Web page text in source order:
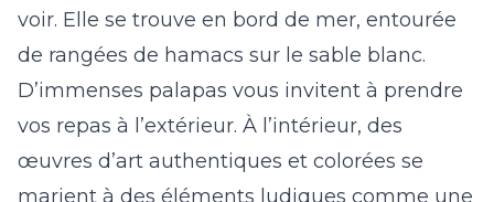
voir. Elle se trouve en bord de mer, entourée
de rangées de hamacs sur le sable blanc.
D’immenses palapas vous invitent à prendre
vos repas à l’extérieur. À l’intérieur, des
œuvres d’art authentiques et colorées se
marient à des éléments ludiques comme une